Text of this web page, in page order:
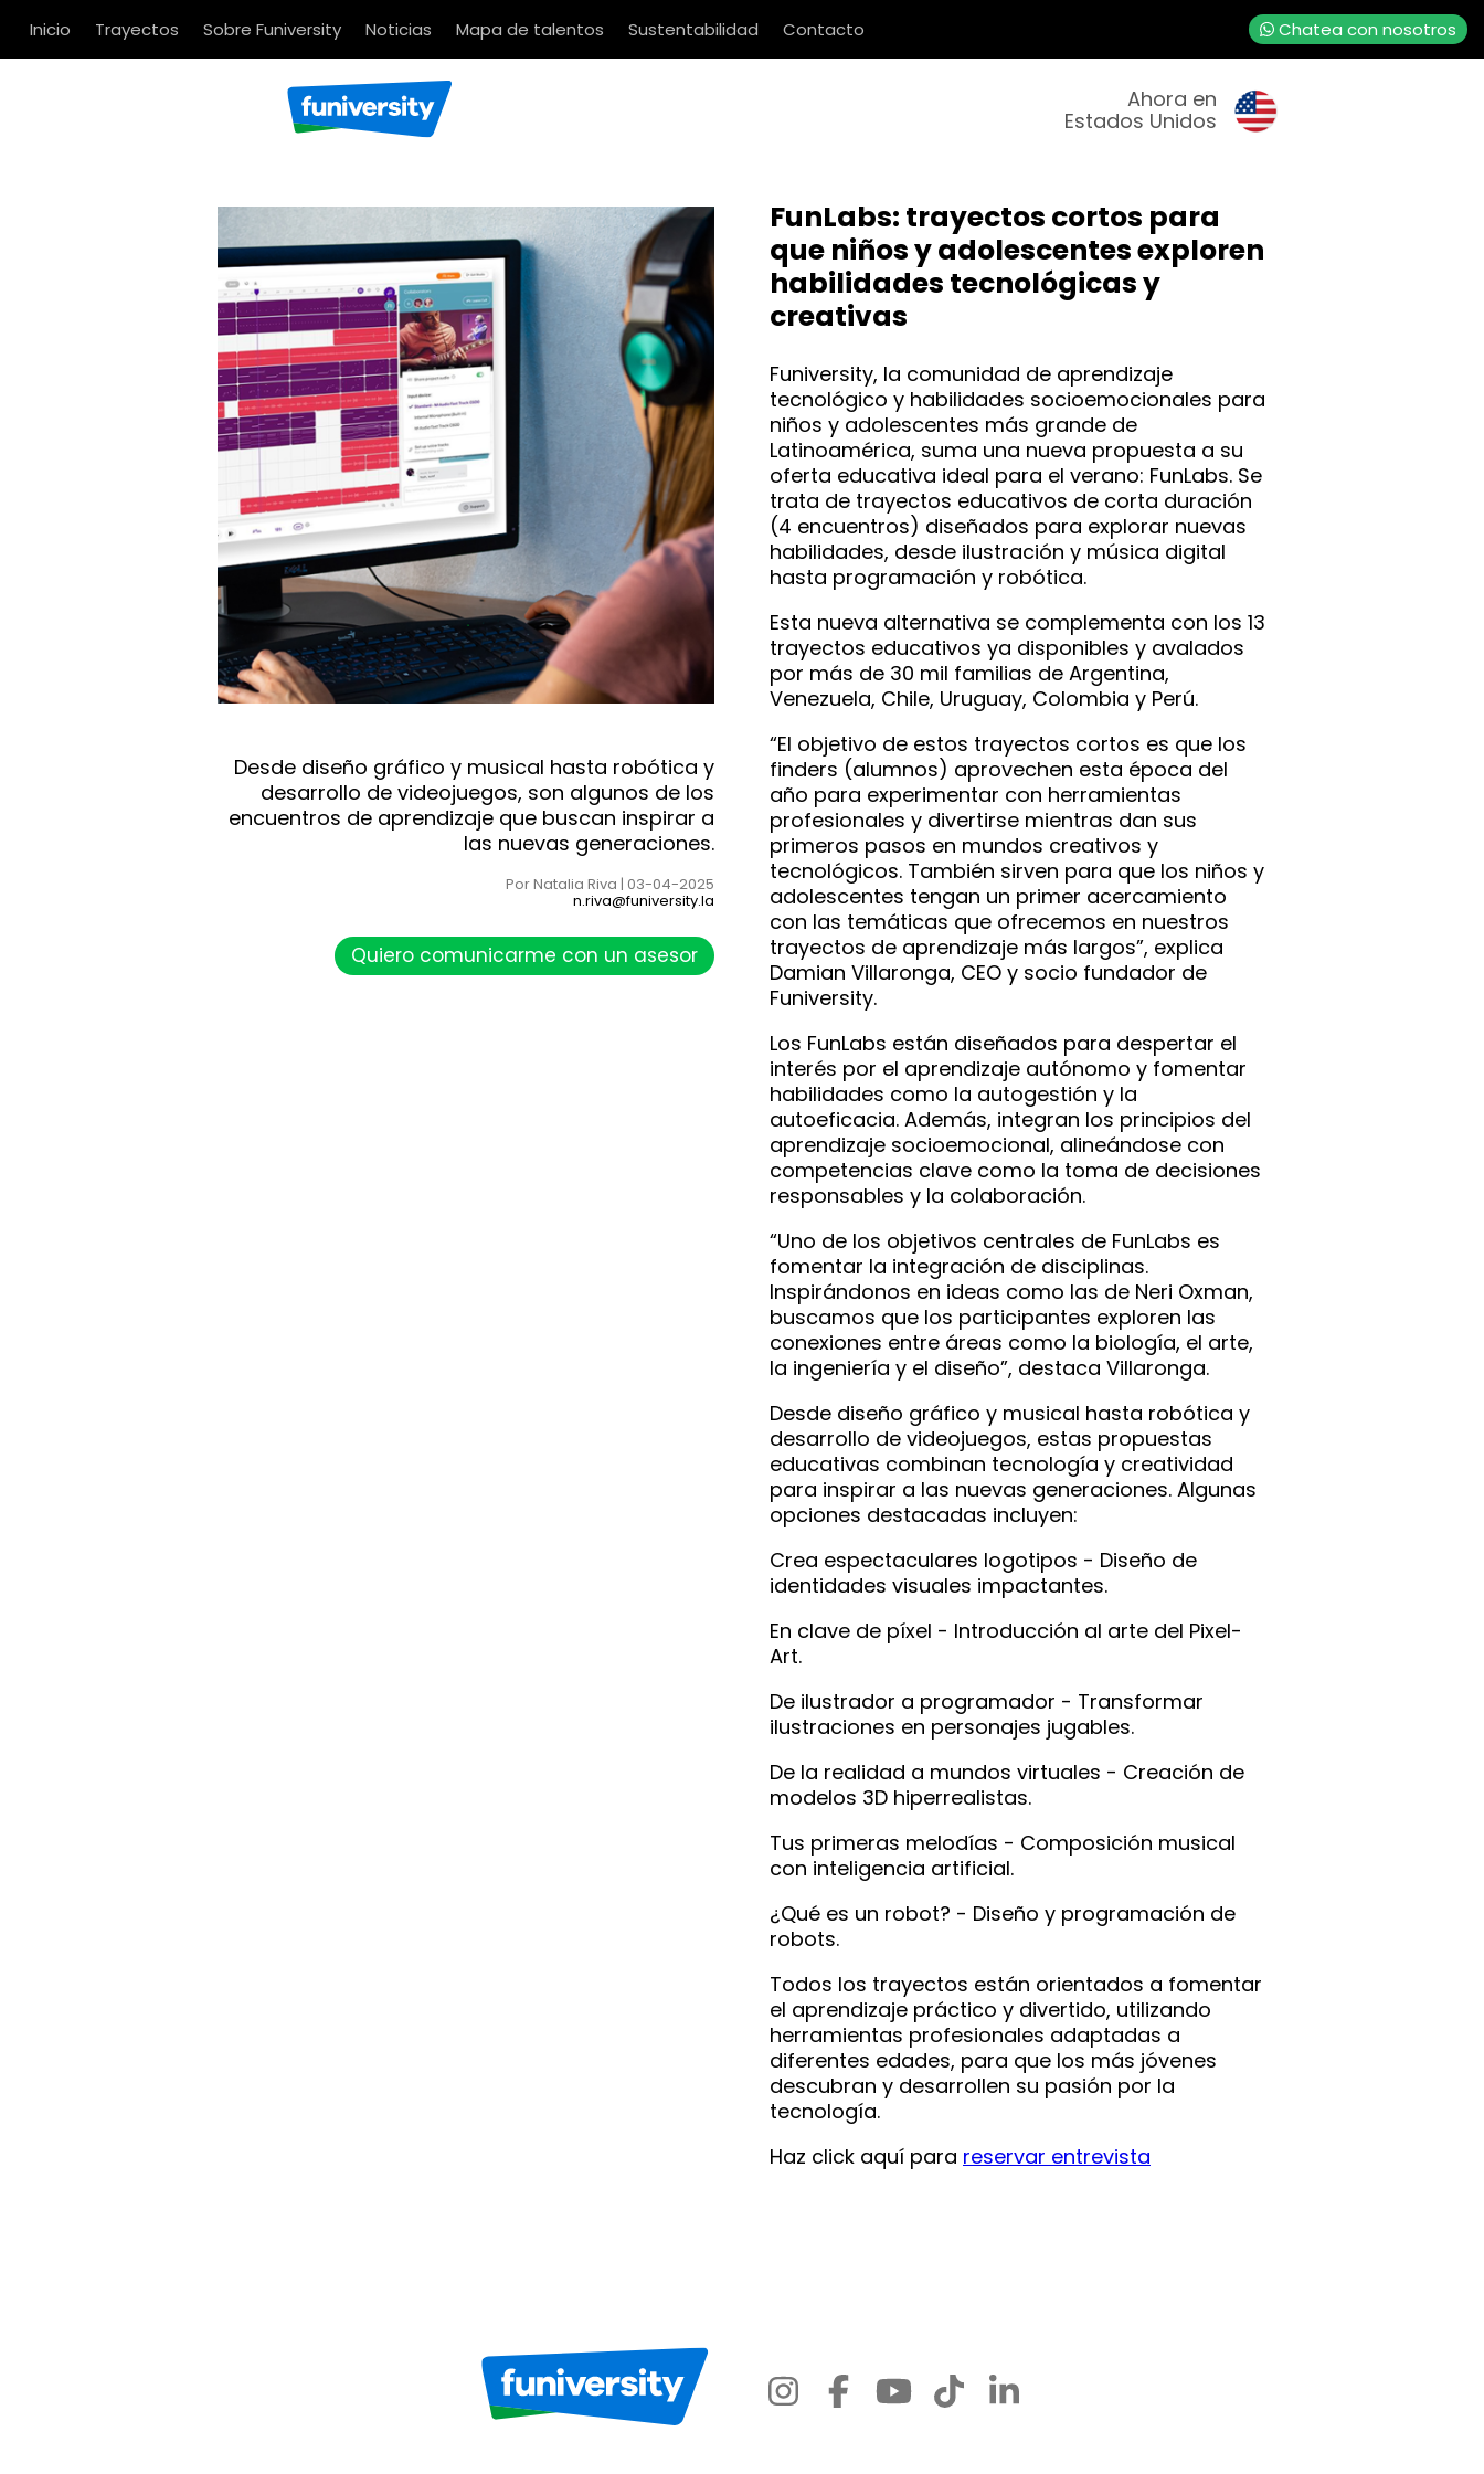
Inicio Trayectos Sobre Funiversity Noticias Mapa de talentos Sustentabilidad Contacto Chatea con nosotros
Ahora en
Estados Unidos
Desde diseño gráfico y musical hasta robótica y
desarrollo de videojuegos, son algunos de los
encuentros de aprendizaje que buscan inspirar a
las nuevas generaciones.
Por Natalia Riva | 03-04-2025
n.riva@funiversity.la
Quiero comunicarme con un asesor
FunLabs: trayectos cortos para
que niños y adolescentes exploren
habilidades tecnológicas y
creativas
Funiversity, la comunidad de aprendizaje
tecnológico y habilidades socioemocionales para
niños y adolescentes más grande de
Latinoamérica, suma una nueva propuesta a su
oferta educativa ideal para el verano: FunLabs. Se
trata de trayectos educativos de corta duración
(4 encuentros) diseñados para explorar nuevas
habilidades, desde ilustración y música digital
hasta programación y robótica.
Esta nueva alternativa se complementa con los 13
trayectos educativos ya disponibles y avalados
por más de 30 mil familias de Argentina,
Venezuela, Chile, Uruguay, Colombia y Perú.
“El objetivo de estos trayectos cortos es que los
finders (alumnos) aprovechen esta época del
año para experimentar con herramientas
profesionales y divertirse mientras dan sus
primeros pasos en mundos creativos y
tecnológicos. También sirven para que los niños y
adolescentes tengan un primer acercamiento
con las temáticas que ofrecemos en nuestros
trayectos de aprendizaje más largos”, explica
Damian Villaronga, CEO y socio fundador de
Funiversity.
Los FunLabs están diseñados para despertar el
interés por el aprendizaje autónomo y fomentar
habilidades como la autogestión y la
autoeficacia. Además, integran los principios del
aprendizaje socioemocional, alineándose con
competencias clave como la toma de decisiones
responsables y la colaboración.
“Uno de los objetivos centrales de FunLabs es
fomentar la integración de disciplinas.
Inspirándonos en ideas como las de Neri Oxman,
buscamos que los participantes exploren las
conexiones entre áreas como la biología, el arte,
la ingeniería y el diseño”, destaca Villaronga.
Desde diseño gráfico y musical hasta robótica y
desarrollo de videojuegos, estas propuestas
educativas combinan tecnología y creatividad
para inspirar a las nuevas generaciones. Algunas
opciones destacadas incluyen:
Crea espectaculares logotipos - Diseño de
identidades visuales impactantes.
En clave de píxel - Introducción al arte del Pixel-
Art.
De ilustrador a programador - Transformar
ilustraciones en personajes jugables.
De la realidad a mundos virtuales - Creación de
modelos 3D hiperrealistas.
Tus primeras melodías - Composición musical
con inteligencia artificial.
¿Qué es un robot? - Diseño y programación de
robots.
Todos los trayectos están orientados a fomentar
el aprendizaje práctico y divertido, utilizando
herramientas profesionales adaptadas a
diferentes edades, para que los más jóvenes
descubran y desarrollen su pasión por la
tecnología.
Haz click aquí para reservar entrevista